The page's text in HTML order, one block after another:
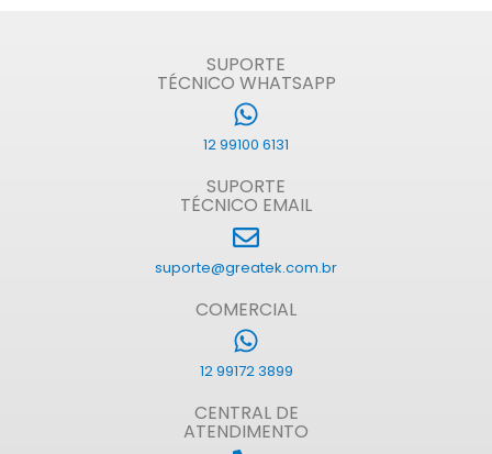
SUPORTE
TÉCNICO WHATSAPP
12 99100 6131
SUPORTE
TÉCNICO EMAIL
suporte@greatek.com.br
COMERCIAL
12 99172 3899
CENTRAL DE
ATENDIMENTO